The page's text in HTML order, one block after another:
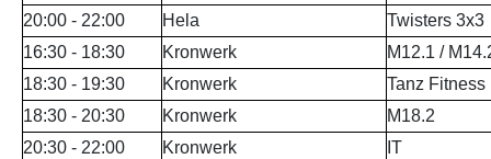
20:00 - 22:00
Hela
Twisters 3x3
16:30 - 18:30
Kronwerk
M12.1 /
18:30 - 19:30
Kronwerk
Tanz Fitness
18:30 - 20:30
Kronwerk
M18.2
20:30 - 22:00
Kronwerk
IT